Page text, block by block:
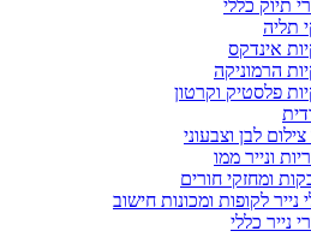
תיוק כללי
תליה
אינדקס
הרמוניקה
פלסטיק וקרטון
צילום לבן וצבעוני
ונייר ממו
ומחזקי חורים
נייר לקופות ומכונות חישוב
נייר כללי